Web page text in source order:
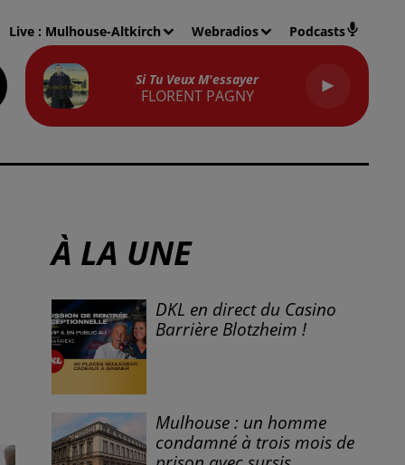
Live : Mulhouse-Altkirch Webradios Podcasts
Si Tu Veux M'essayer
FLORENT PAGNY